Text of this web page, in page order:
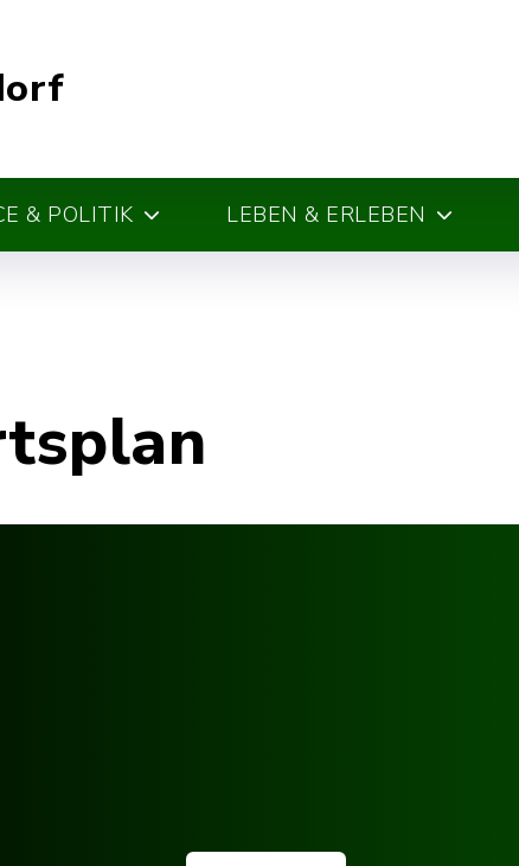
& POLITIK LEBEN & ERLEBEN